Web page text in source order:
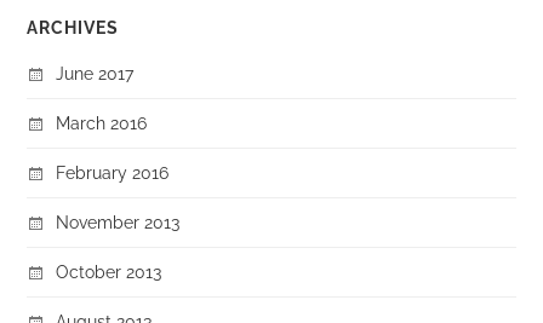
ARCHIVES
June 2017
March 2016
February 2016
November 2013
October 2013